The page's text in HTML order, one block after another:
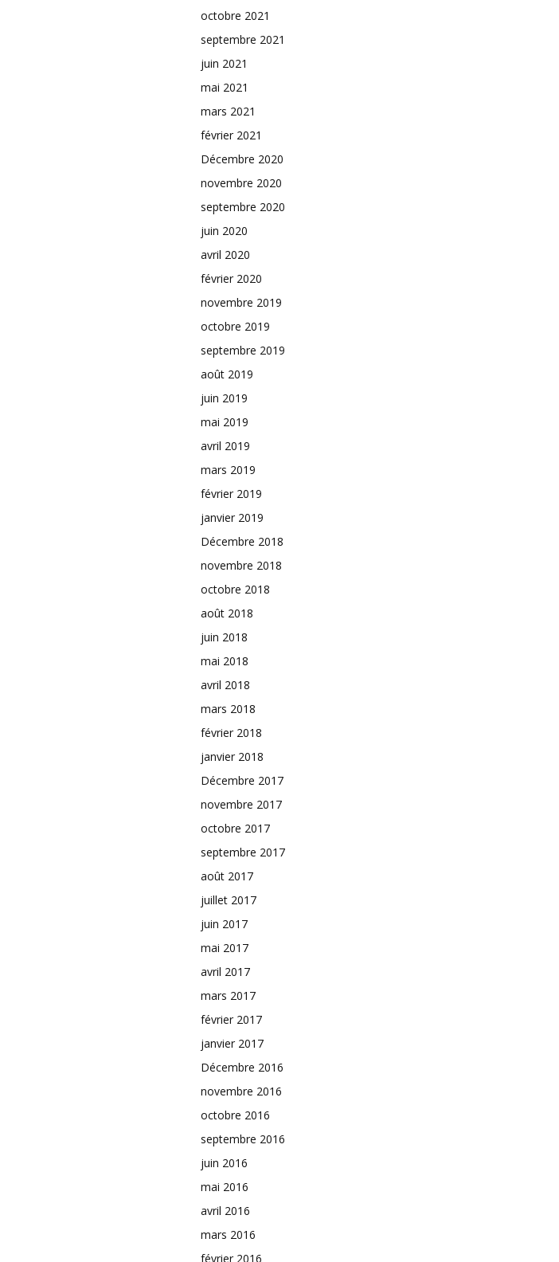
octobre 2021
septembre 2021
juin 2021
mai 2021
mars 2021
février 2021
Décembre 2020
novembre 2020
septembre 2020
juin 2020
avril 2020
février 2020
novembre 2019
octobre 2019
septembre 2019
août 2019
juin 2019
mai 2019
avril 2019
mars 2019
février 2019
janvier 2019
Décembre 2018
novembre 2018
octobre 2018
août 2018
juin 2018
mai 2018
avril 2018
mars 2018
février 2018
janvier 2018
Décembre 2017
novembre 2017
octobre 2017
septembre 2017
août 2017
juillet 2017
juin 2017
mai 2017
avril 2017
mars 2017
février 2017
janvier 2017
Décembre 2016
novembre 2016
octobre 2016
septembre 2016
juin 2016
mai 2016
avril 2016
mars 2016
février 2016